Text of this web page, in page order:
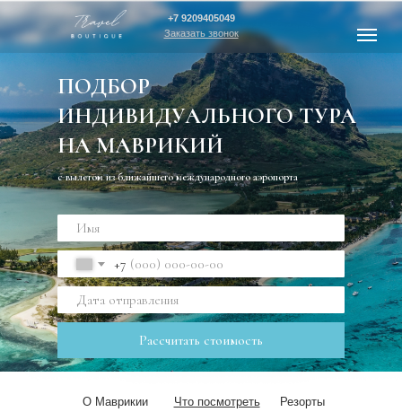
+7 9209405049
Заказать звонок
Резорты
Что посмотреть
О Маврикии
ПОДБОР
ИНДИВИДУАЛЬНОГО ТУРА
НА МАВРИКИЙ
+7
Рассчитать стоимость
с вылетом из ближайшего международного аэропорта